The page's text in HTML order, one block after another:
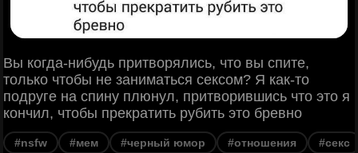
Вы когда-нибудь притворялись, что вы спите,
только чтобы не заниматься сексом? Я как-то
подруге на спину плюнул, притворившись что это я
кончил, чтобы прекратить рубить это бревно
#nsfw #мем #черный юмор #отношения #секс